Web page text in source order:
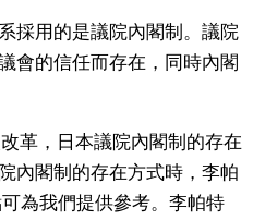
採用的是議院內閣制。議院
會的信任而存在，同時內閣
革，日本議院內閣制的存在
內閣制的存在方式時，李帕
為我們提供參考。李帕特